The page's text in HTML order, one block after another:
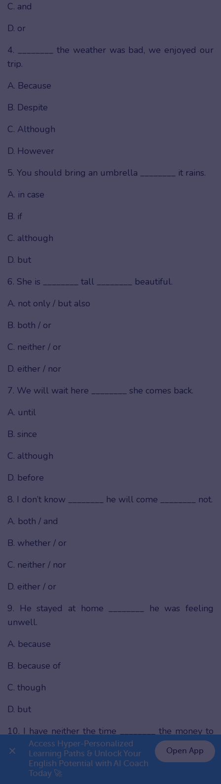
C. and
D. or
4. ________ the weather was bad, we enjoyed our
trip.
A. Because
B. Despite
C. Although
D. However
5. You should bring an umbrella ________ it rains.
A. in case
B. if
C. although
D. but
6. She is ________ tall ________ beautiful.
A. not only / but also
B. both / or
C. neither / or
D. either / nor
7. We will wait here ________ she comes back.
A. until
B. since
C. although
D. before
8. I don’t know ________ he will come ________ not.
A. both / and
B. whether / or
C. neither / nor
D. either / or
9. He stayed at home ________ he was feeling
unwell.
A. because
B. because of
C. though
D. but
10. I have neither the time ________ the money to
go on holiday.
👉 Premium 1 năm chỉ 799K
Access Hyper-Personalized
Learning Paths & Unlock Your
English Potential with AI Coach
Today 🚀
Open App